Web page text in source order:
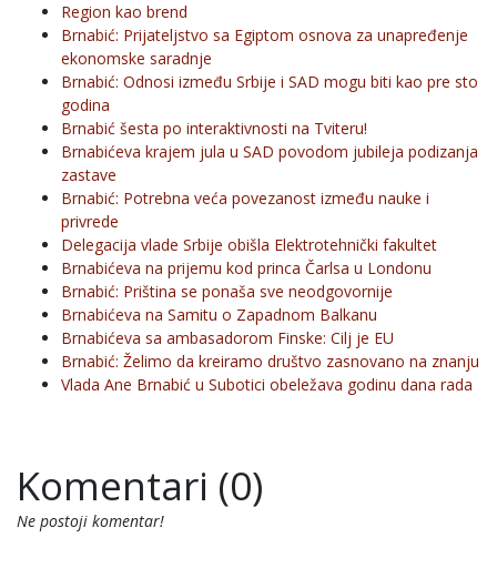
Region kao brend
Brnabić: Prijateljstvo sa Egiptom osnova za unapređenje
ekonomske saradnje
Brnabić: Odnosi između Srbije i SAD mogu biti kao pre sto
godina
Brnabić šesta po interaktivnosti na Tviteru!
Brnabićeva krajem jula u SAD povodom jubileja podizanja
zastave
Brnabić: Potrebna veća povezanost između nauke i
privrede
Delegacija vlade Srbije obišla Elektrotehnički fakultet
Brnabićeva na prijemu kod princa Čarlsa u Londonu
Brnabić: Priština se ponaša sve neodgovornije
Brnabićeva na Samitu o Zapadnom Balkanu
Brnabićeva sa ambasadorom Finske: Cilj je EU
Brnabić: Želimo da kreiramo društvo zasnovano na znanju
Vlada Ane Brnabić u Subotici obeležava godinu dana rada
Komentari (0)
Ne postoji komentar!